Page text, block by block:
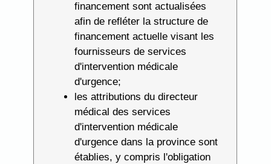
financement sont actualisées
afin de refléter la structure de
financement actuelle visant les
fournisseurs de services
d'intervention médicale
d'urgence;
les attributions du directeur
médical des services
d'intervention médicale
d'urgence dans la province sont
établies, y compris l'obligation